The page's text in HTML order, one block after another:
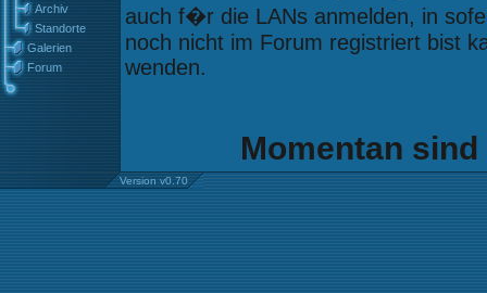
Archiv
Standorte
Galerien
Forum
auch f�r die LANs anmelden, in
noch nicht im Forum registriert bist
wenden.
Momentan
Version v0.70